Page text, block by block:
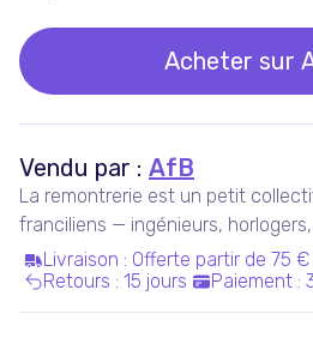
Acheter sur
Vendu par : AfB
La remontrerie est un petit
franciliens — ingénieurs,
convaincus que la montre de
énième montre fabriquée en usine.
Livraison : Offerte partir de 75 €
Retours : 15 jours Paiement :